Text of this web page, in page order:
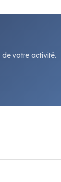
de votre activité.